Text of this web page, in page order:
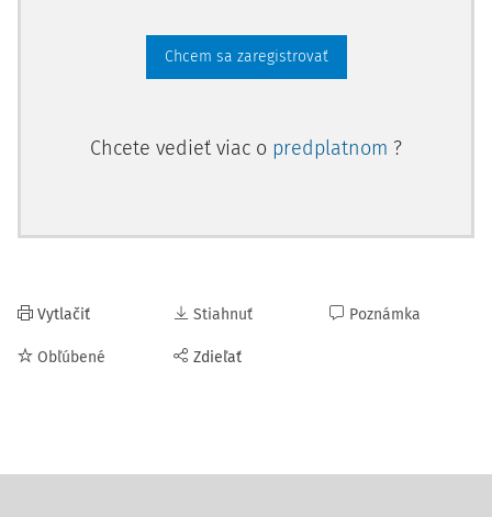
Chcem sa zaregistrovať
Chcete vedieť viac o predplatnom ?
Vytlačiť
Obľúbené
Stiahnuť
Zdieľať
Poznámka